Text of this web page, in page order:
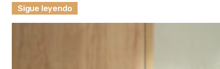
Sigue leyendo